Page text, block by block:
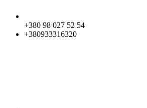
+380 98 027 52 54
+380933316320